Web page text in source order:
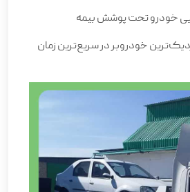
خودرو تحت پوشش بیمه
خودروبر در سریع‌ترین زمان